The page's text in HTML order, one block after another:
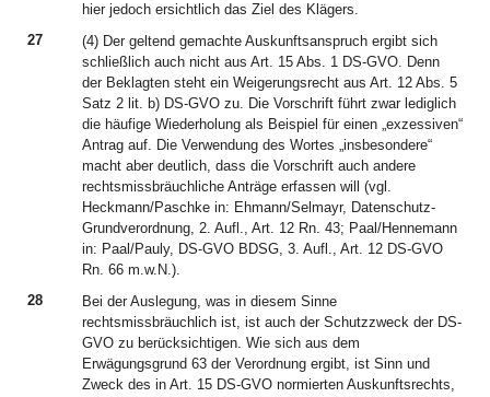
hier jedoch ersichtlich das Ziel des Klägers.
27
(4) Der geltend gemachte Auskunftsanspruch ergibt sich
schließlich auch nicht aus Art. 15 Abs. 1 DS-GVO. Denn
der Beklagten steht ein Weigerungsrecht aus Art. 12 Abs. 5
Satz 2 lit. b) DS-GVO zu. Die Vorschrift führt zwar lediglich
die häufige Wiederholung als Beispiel für einen „exzessiven“
Antrag auf. Die Verwendung des Wortes „insbesondere“
macht aber deutlich, dass die Vorschrift auch andere
rechtsmissbräuchliche Anträge erfassen will (vgl.
Heckmann/Paschke in: Ehmann/Selmayr, Datenschutz-
Grundverordnung, 2. Aufl., Art. 12 Rn. 43; Paal/Hennemann
in: Paal/Pauly, DS-GVO BDSG, 3. Aufl., Art. 12 DS-GVO
Rn. 66 m.w.N.).
28
Bei der Auslegung, was in diesem Sinne
rechtsmissbräuchlich ist, ist auch der Schutzzweck der DS-
GVO zu berücksichtigen. Wie sich aus dem
Erwägungsgrund 63 der Verordnung ergibt, ist Sinn und
Zweck des in Art. 15 DS-GVO normierten Auskunftsrechts,